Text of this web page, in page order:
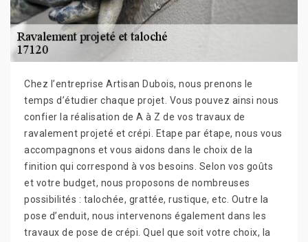
Chez l’entreprise Artisan Dubois, nous prenons le
temps d’étudier chaque projet. Vous pouvez ainsi nous
confier la réalisation de A à Z de vos travaux de
ravalement projeté et crépi. Etape par étape, nous vous
accompagnons et vous aidons dans le choix de la
finition qui correspond à vos besoins. Selon vos goûts
et votre budget, nous proposons de nombreuses
possibilités : talochée, grattée, rustique, etc. Outre la
pose d’enduit, nous intervenons également dans les
travaux de pose de crépi. Quel que soit votre choix, la